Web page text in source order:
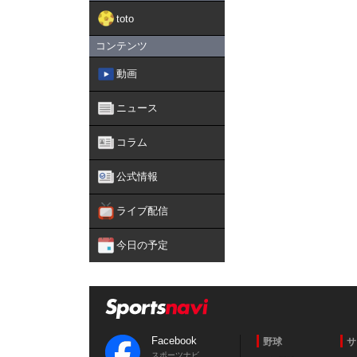
toto
コンテンツ
動画
ニュース
コラム
公式情報
ライブ配信
今日の予定
Facebook
スポーツナビ
野球